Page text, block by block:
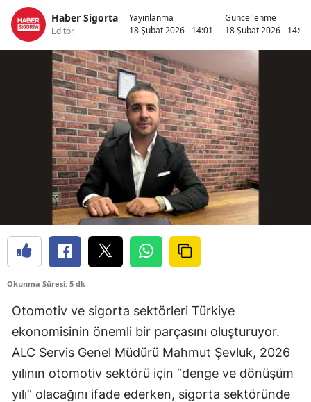
Bilecik
Bitlis
Bolu
Burdur
Bursa
Çanakkale
Çankırı
Çorum
Denizli
Edirne
Elazığ
Erzincan
Haber Sigorta
Editör
Yayınlanma
18 Şubat 2026 - 14:01
Güncellenme
18 Şubat 2026 - 14:02
Okunma Süresi: 5 dk
Otomotiv ve sigorta sektörleri Türkiye
ekonomisinin önemli bir parçasını oluşturuyor.
ALC Servis Genel Müdürü Mahmut Şevluk, 2026
yılının otomotiv sektörü için “denge ve dönüşüm
yılı” olacağını ifade ederken, sigorta sektöründe